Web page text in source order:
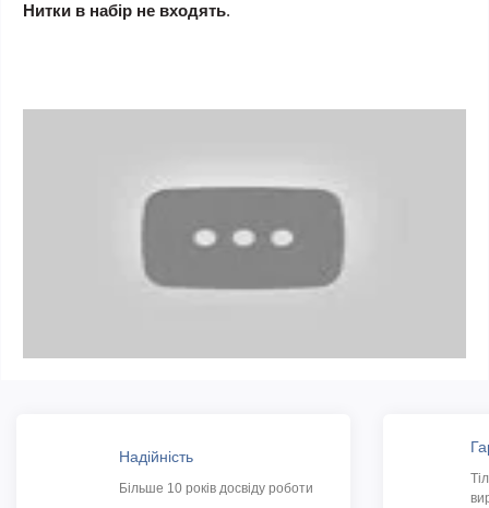
Нитки в набір не входять.
Надійність
Більше 10 років досвіду роботи